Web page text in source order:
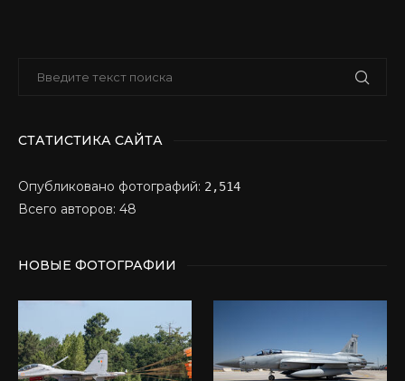
СТАТИСТИКА САЙТА
Опубликовано фотографий: 2,514
Всего авторов: 48
НОВЫЕ ФОТОГРАФИИ